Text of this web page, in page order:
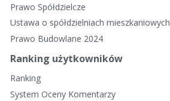
Prawo Spółdzielcze
Ustawa o spółdzielniach mieszkaniowych
Prawo Budowlane 2024
Ranking użytkowników
Ranking
System Oceny Komentarzy